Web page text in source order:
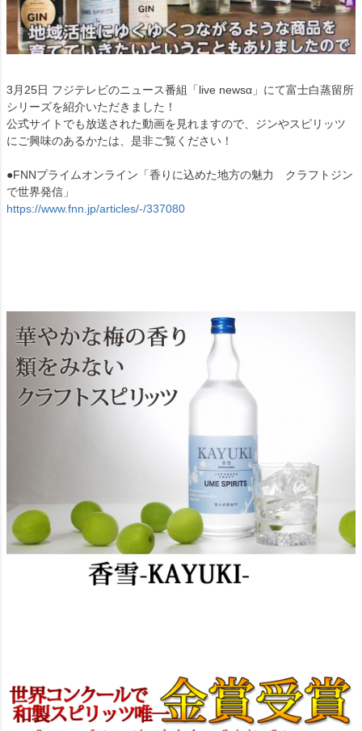
3月25日 フジテレビのニュース番組「live newsα」にて富士白蒸留所
シリーズを紹介いただきました！
公式サイトでも放送された動画を見れますので、ジンやスピリッツ
にご興味のあるかたは、是非ご覧ください！
●FNNプライムオンライン「香りに込めた地方の魅力 クラフトジン
で世界発信」
https://www.fnn.jp/articles/-/337080